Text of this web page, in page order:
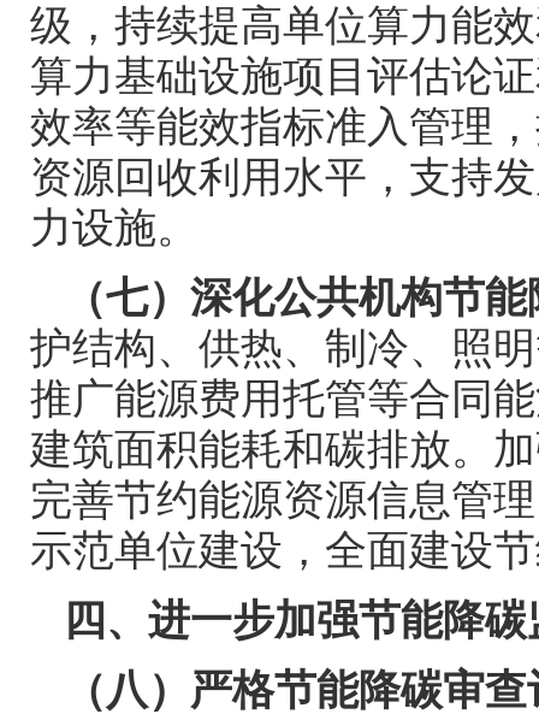
级，持续提高单位算力能
算力基础设施项目评估论
效率等能效指标准入管理
资源回收利用水平，支持
力设施。
（七）深化公共机构节
护结构、供热、制冷、照
推广能源费用托管等合同
建筑面积能耗和碳排放。
完善节约能源资源信息管
示范单位建设，全面建设
四、进一步加强节能降
（八）严格节能降碳审